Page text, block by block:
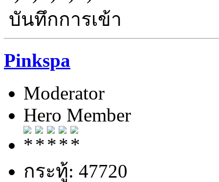
บันทึกการเข้า
Pinkspa
Moderator
Hero Member
กระทู้: 47720